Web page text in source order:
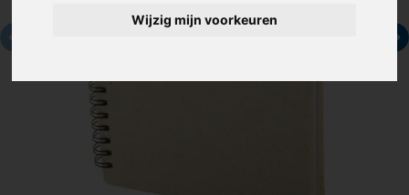
Wijzig mijn voorkeuren